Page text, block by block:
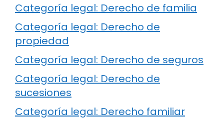
Categoría legal: Derecho de familia
Categoría legal: Derecho de
propiedad
Categoría legal: Derecho de seguros
Categoría legal: Derecho de
sucesiones
Categoría legal: Derecho familiar